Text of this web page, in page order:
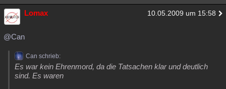
Lomax 10.05.2009 um 15:58
@Can
Can schrieb:
Es war kein Ehrenmord, da die Tatsachen klar und deutlich
sind. Es waren